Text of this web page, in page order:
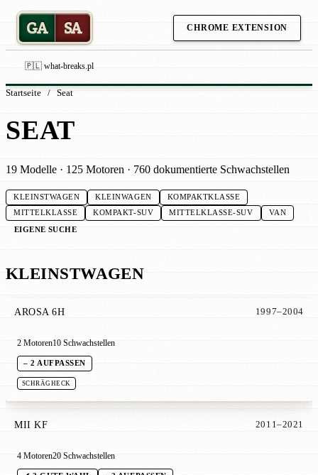
GA SA CHROME EXTENSION
🇵🇱 what-breaks.pl
Startseite / Seat
SEAT
19 Modelle · 125 Motoren · 760 dokumentierte Schwachstellen
KLEINSTWAGEN KLEINWAGEN
KOMPAKTKLASSE
MITTELKLASSE
KOMPAKT-SUV MITTELKLASSE-SUV VAN
EIGENE SUCHE
KLEINSTWAGEN
AROSA 6H 1997–2004
2 Motoren10 Schwachstellen
– 2 AUFPASSEN
SCHRÄGHECK
MII KF 2011–2021
4 Motoren20 Schwachstellen